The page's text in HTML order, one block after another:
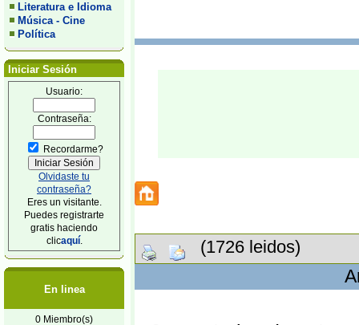
Literatura e Idioma
Música - Cine
Política
Iniciar Sesión
Usuario:
Contraseña:
Recordarme?
Olvidaste tu
contraseña?
Eres un visitante.
Puedes registrarte
gratis haciendo
clicaquí.
En linea
0 Miembro(s)
(1726 leidos)